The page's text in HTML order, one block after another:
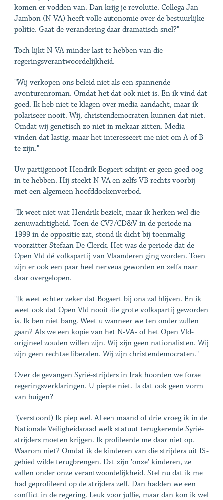
komen er vodden van. Dan krijg je revolutie. Collega Jan
Jambon (N-VA) heeft volle autonomie over de bestuurlijke
politie. Gaat de verandering daar dramatisch snel?"
Toch lijkt N-VA minder last te hebben van die
regeringsverantwoordelijkheid.
"Wij verkopen ons beleid niet als een spannende
avonturenroman. Omdat het dat ook niet is. En ik vind dat
goed. Ik heb niet te klagen over media-aandacht, maar ik
polariseer nooit. Wij, christendemocraten kunnen dat niet.
Omdat wij genetisch zo niet in mekaar zitten. Media
vinden dat lastig, maar het interesseert me niet om A of B
te zijn."
Uw partijgenoot Hendrik Bogaert schijnt er geen goed oog
in te hebben. Hij steekt N-VA en zelfs VB rechts voorbij
met een algemeen hoofddoekenverbod.
"Ik weet niet wat Hendrik bezielt, maar ik herken wel die
zenuwachtigheid. Toen de CVP/CD&V in de periode na
1999 in de oppositie zat, stond ik dicht bij toenmalig
voorzitter Stefaan De Clerck. Het was de periode dat de
Open Vld dé volkspartij van Vlaanderen ging worden. Toen
zijn er ook een paar heel nerveus geworden en zelfs naar
daar overgelopen.
"Ik weet echter zeker dat Bogaert bij ons zal blijven. En ik
weet ook dat Open Vld nooit die grote volkspartij geworden
is. Ik ben niet bang. Weet u wanneer we ten onder zullen
gaan? Als we een kopie van het N-VA- of het Open Vld-
origineel zouden willen zijn. Wij zijn geen nationalisten. Wij
zijn geen rechtse liberalen. Wij zijn christendemocraten."
Over de gevangen Syrië-strijders in Irak hoorden we forse
regeringsverklaringen. U piepte niet. Is dat ook geen vorm
van buigen?
"(verstoord) Ik piep wel. Al een maand of drie vroeg ik in de
Nationale Veiligheidsraad welk statuut terugkerende Syrië-
strijders moeten krijgen. Ik profileerde me daar niet op.
Waarom niet? Omdat ik de kinderen van die strijders uit IS-
gebied wilde terugbrengen. Dat zijn 'onze' kinderen, ze
vallen onder onze verantwoordelijkheid. Stel nu dat ik me
had geprofileerd op de strijders zelf. Dan hadden we een
conflict in de regering. Leuk voor jullie, maar dan kon ik wel